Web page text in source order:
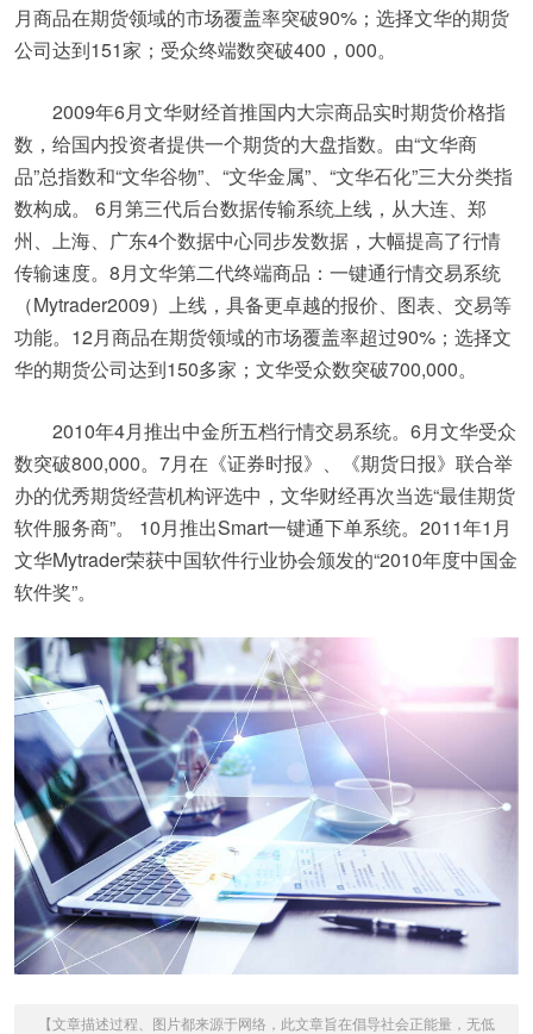
月商品在期货领域的市场覆盖率突破90%；选择文华的期货
公司达到151家；受众终端数突破400，000。
2009年6月文华财经首推国内大宗商品实时期货价格指
数，给国内投资者提供一个期货的大盘指数。由“文华商
品”总指数和“文华谷物”、“文华金属”、“文华石化”三大分类指
数构成。 6月第三代后台数据传输系统上线，从大连、郑
州、上海、广东4个数据中心同步发数据，大幅提高了行情
传输速度。8月文华第二代终端商品：一键通行情交易系统
（Mytrader2009）上线，具备更卓越的报价、图表、交易等
功能。12月商品在期货领域的市场覆盖率超过90%；选择文
华的期货公司达到150多家；文华受众数突破700,000。
2010年4月推出中金所五档行情交易系统。6月文华受众
数突破800,000。7月在《证券时报》、《期货日报》联合举
办的优秀期货经营机构评选中，文华财经再次当选“最佳期货
软件服务商”。 10月推出Smart一键通下单系统。2011年1月
文华Mytrader荣获中国软件行业协会颁发的“2010年度中国金
软件奖”。
【文章描述过程、图片都来源于网络，此文章旨在倡导社会正能量，无低